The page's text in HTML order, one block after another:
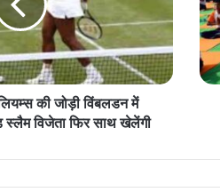
की जोड़ी विंबलडन में
स्लैम विजेता फिर साथ खेलेंगी